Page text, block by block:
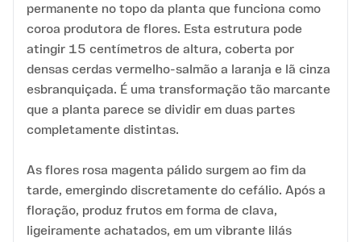
permanente no topo da planta que funciona como
coroa produtora de flores. Esta estrutura pode
atingir 15 centímetros de altura, coberta por
densas cerdas vermelho-salmão a laranja e lã cinza
esbranquiçada. É uma transformação tão marcante
que a planta parece se dividir em duas partes
completamente distintas.
As flores rosa magenta pálido surgem ao fim da
tarde, emergindo discretamente do cefálio. Após a
floração, produz frutos em forma de clava,
ligeiramente achatados, em um vibrante lilás